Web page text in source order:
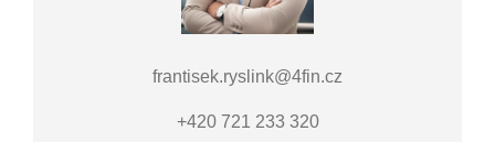
frantisek.ryslink@4fin.cz
+420 721 233 320